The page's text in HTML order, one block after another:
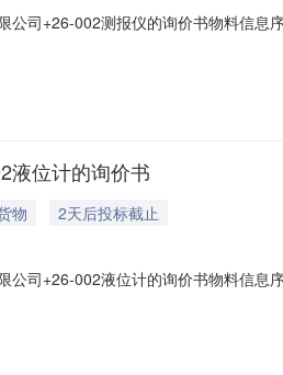
公司+26-002测报仪的询价书物料信
费、其他费用）：包含在物料价格中
液位计的询价书
物
2天后投标截止
公司+26-002液位计的询价书物料信
）：包含在物料价格中报价有效期：